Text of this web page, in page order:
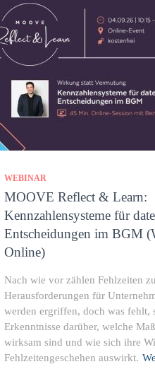
WEBINAR
MOOVE Reflect & Learn:
Kennzahlensysteme für
Entscheidungen im BGM
Online)
Nach wie vor zählen Fehlzeiten
Herausforderungen für
werden ergriffen, doch was fehlt,
Erkenntnisse darüber, welche
wirksam sind und wie sich ihre
Fehlzeitengeschehen auswirkt.